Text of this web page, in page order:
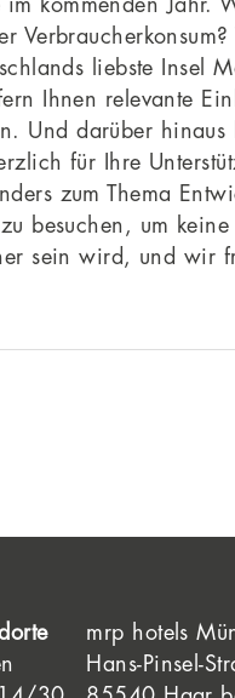
kommenden Jahr.
liebste Insel
Ihnen relevante
Und darüber
für Ihre
zum Thema
zu besuchen, um
sein wird, und wir
mrp hotels
Hans-Pinsel-